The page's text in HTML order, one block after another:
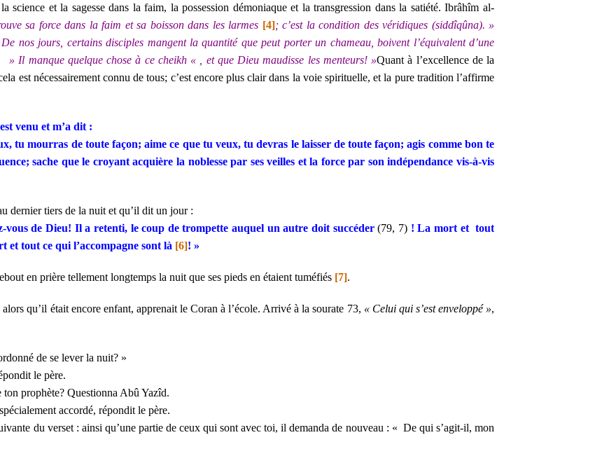
science et la sagesse dans la faim, la possession démoniaque et la transgression dans la satiété. Ibrâhîm al-
sa force dans la faim et sa boisson dans les larmes [4]; c’est la condition des véridiques (siddîqûna). »
nos jours, certains disciples mangent la quantité que peut porter un chameau, boivent l’équivalent d’une
Il manque quelque chose à ce cheikh « , et que Dieu maudisse les menteurs! »Quant à l’excellence de la
est nécessairement connu de tous; c’est encore plus clair dans la voie spirituelle, et la pure tradition l’affirme
venu et m’a dit :
tu mourras de toute façon; aime ce que tu veux, tu devras le laisser de toute façon; agis comme bon te
sache que le croyant acquière la noblesse par ses veilles et la force par son indépendance vis-à-vis
dernier tiers de la nuit et qu’il dit un jour :
vous de Dieu! Il a retenti, le coup de trompette auquel un autre doit succéder(79, 7) ! La mort et tout
et tout ce qui l’accompagne sont là [6]! »
en prière tellement longtemps la nuit que ses pieds en étaient tuméfiés [7].
qu’il était encore enfant, apprenait le Coran à l’école. Arrivé à la sourate 73, « Celui qui s’est enveloppé »,
de se lever la nuit? »
le père.
ton prophète? Questionna Abû Yazîd.
accordé, répondit le père.
du verset : ainsi qu’une partie de ceux qui sont avec toi, il demanda de nouveau : « De qui s’agit-il, mon